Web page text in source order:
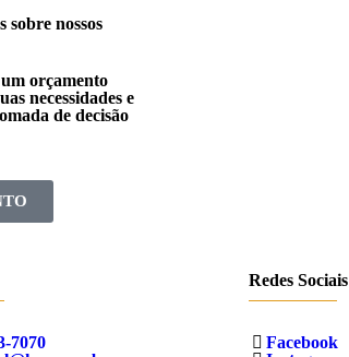
nossos
orçamento
necessidades e
de decisão
7070
Redes Sociais
Facebook